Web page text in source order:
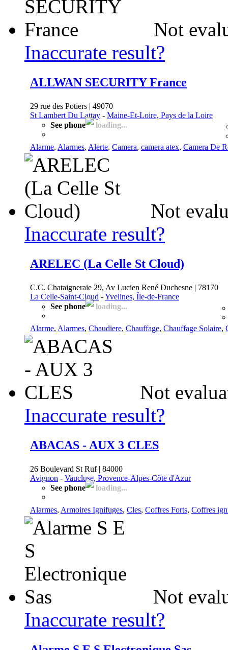
Not
Inaccurate result?
ALLWAN SECURITY France
29 rue des Potiers | 49070
St Lambert Du Lattay - Maine-Et-Loire, Pays de la Loire
See phone
loading...
Alarme, Alarmes, Alerte, Camera, camera atex, Camera De
Not
Inaccurate result?
ARELEC (La Celle St Cloud)
C.C. Chataigneraie 29, Av Lucien René Duchesne | 78170
La Celle-Saint-Cloud -Yvelines, Île-de-France
See phone
loading...
Alarme, Alarmes, Chaudiere, Chauffage, Chauffage Solaire,
Not
Inaccurate result?
ABACAS - AUX 3 CLES
26 Boulevard St Ruf | 84000
Avignon - Vaucluse, Provence-Alpes-Côte d'Azur
See phone
loading...
Alarmes, Armoires Ignifuges, Cles, Coffres Forts, Coffres
Not
Inaccurate result?